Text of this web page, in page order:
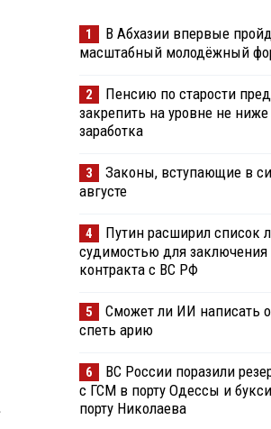
1
В Абхазии впервые
масштабный молодёжный
2
Пенсию по старости
закрепить на уровне не ниже
заработка
3
Законы, вступающие в
августе
4
Путин расширил список
судимостью для заключения
контракта с ВС РФ
5
Сможет ли ИИ написать
спеть арию
6
ВС России поразили
с ГСМ в порту Одессы и
порту Николаева